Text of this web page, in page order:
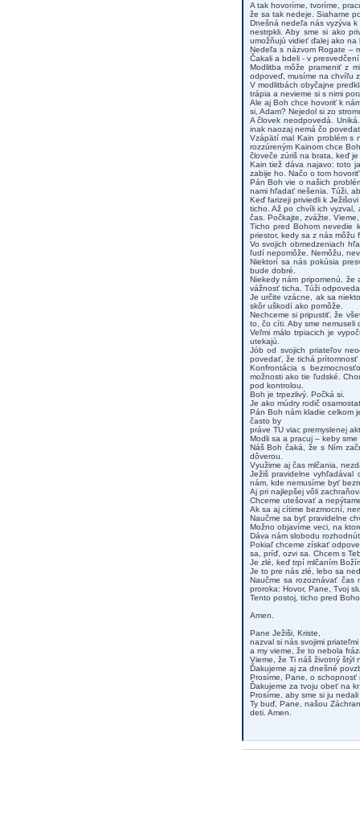
A tak hovoríme, tvoríme,
že sa tak nedeje. Siahame
Dnešná nedeľa nás vyzýva
nestrpkli. Aby sme si ako
umožňujú vidieť ďalej ako
Nedeľa s názvom Rogate –
Čakali a bdeli - v
Modlitba môže prameniť z
odpoveď, musíme na chvíľu
V modlitbách obyčajne
trápia a nevieme si s nimi
Ale aj Boh chce hovoriť k
si, Adam? Nejedol si zo
A človek neodpovedá.
inak naozaj nemá čo
Vzápätí mal Kain problém s
rozzúreným Kainom chce
človeče zúriš na brata, keď
Kain tiež dáva najavo: toto
zabije ho. Načo o tom
Pán Boh vie o našich
nami hľadať riešenia. Túži,
Keď farizeji priviedli k
ticho. Až po chvíli ich
čas. Počkajte, zvážte.
Ticho pred Bohom nevedie
priestor, kedy sa z nás
Vo svojich obmedzeniach
ľudí nepomôže. Nemôžu,
Niektorí sa nás pokúsia
bude dobré.
Niekedy nám pripomenú,
vážnosť ticha. Túži
Je určite vzácne, ak sa
skôr uškodí ako pomôže.
Nechceme si pripustiť, že
to, čo cíti. Aby sme
Veľmi málo trpiacich je
utekajú.
Jób od svojich priateľov
povedať, že tichá prítomnosť
Konfrontácia s
možnosti ako tie ľudské.
pod kontrolou.
Boh je trpezlivý. Počká si.
Je ako múdry rodič
Pán Boh nám kladie celkom
často by
práve TU viac premyslenej
Modli sa a pracuj – keby
Náš Boh čaká, že s Ním
dôverou.
Využime aj čas mlčania,
Ježiš pravidelne vyhľadával
nám, kde nemusíme byť
Aj pri najlepšej vôli
Chceme utešovať a
Ak sa aj cítime bezmocní,
Naučme sa byť pravidelne
Možno objavíme veci, na
Dáva nám slobodu
Pokiaľ chceme získať
sa, príď, ozvi sa. Chcem s
Je zlé, keď trpí mlčaním
Je to pre nás zlé, lebo sa
Naučme sa rozoznávať čas
proroka: Hovor, Pane, Tvoj
Tento postoj, ticho pred
Amen.
Pane Ježiši, Kriste,
nazval si nás svojimi priateľmi
a my vieme, že to nebola
Vieme, že Ti náš životný štýl
Ďakujeme aj za dnešné
Prosíme, Pane, o schopnosť
Ďakujeme za tvoju obeť na
Prosíme, aby sme si ju
Ty buď, Pane, našou
deti. Amen.